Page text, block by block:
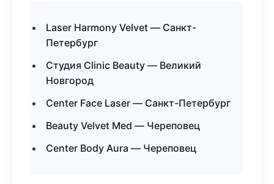
Laser Harmony Velvet — Санкт-
Петербург
Студия Clinic Beauty — Великий
Новгород
Center Face Laser — Санкт-Петербург
Beauty Velvet Med — Череповец
Center Body Aura — Череповец